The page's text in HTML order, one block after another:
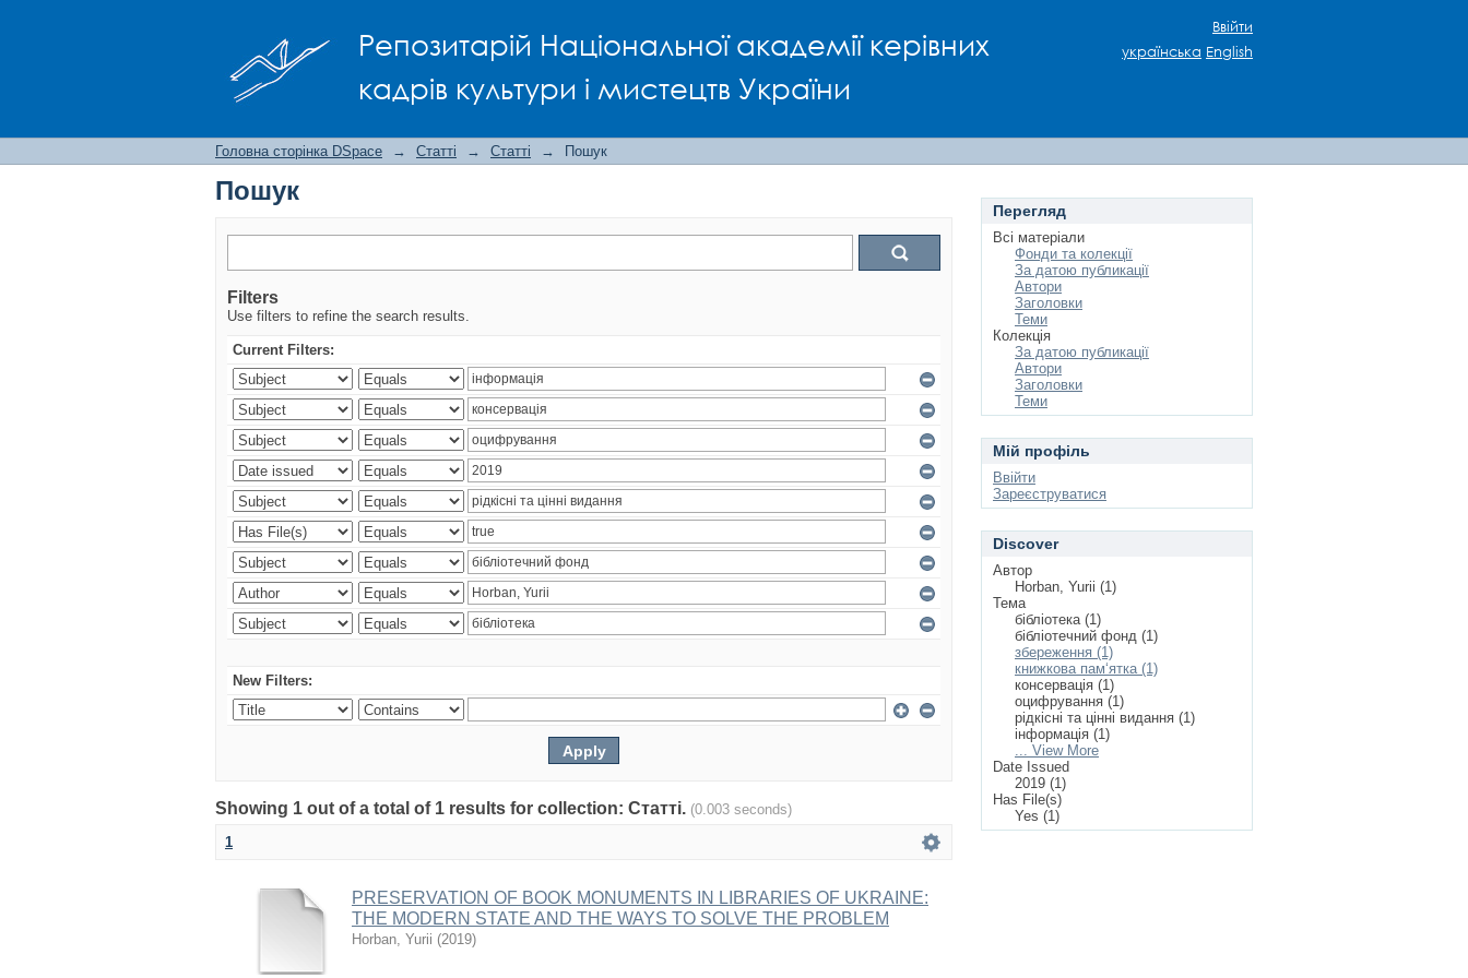
Репозитарій Національної академії керівних
кадрів культури і мистецтв України
Ввійти
українська English
Головна сторінка DSpace → Статті → Статті → Пошук
Пошук
Filters
Use filters to refine the search results.
Current Filters:
New Filters:
Showing 1 out of a total of 1 results for collection: Статті. (0.003 seconds)
1
PRESERVATION OF BOOK MONUMENTS IN LIBRARIES OF UKRAINE:
THE MODERN STATE AND THE WAYS TO SOLVE THE PROBLEM
Horban, Yurii (2019)
Перегляд
Всі матеріали
Фонди та колекції
За датою публикації
Автори
Заголовки
Теми
Колекція
За датою публикації
Автори
Заголовки
Теми
Мій профіль
Ввійти
Зареєструватися
Discover
Автор
Horban, Yurii (1)
Тема
бібліотека (1)
бібліотечний фонд (1)
збереження (1)
книжкова пам‘ятка (1)
консервація (1)
оцифрування (1)
рідкісні та цінні видання (1)
інформація (1)
... View More
Date Issued
2019 (1)
Has File(s)
Yes (1)